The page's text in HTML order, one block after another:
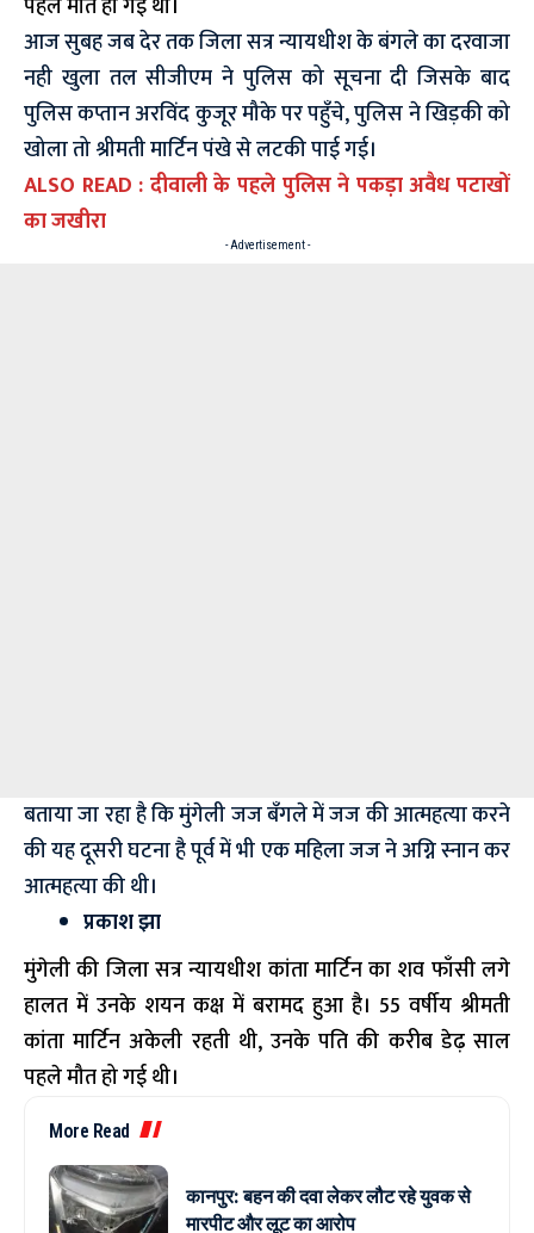
पहले मौत हो गई थी।
आज सुबह जब देर तक जिला सत्र न्यायधीश के बंगले का दरवाजा
नही खुला तल सीजीएम ने पुलिस को सूचना दी जिसके बाद
पुलिस कप्तान अरविंद कुजूर मौके पर पहुँचे, पुलिस ने खिड़की को
खोला तो श्रीमती मार्टिन पंखे से लटकी पाई गई।
ALSO READ : दीवाली के पहले पुलिस ने पकड़ा अवैध पटाखों
का जखीरा
- Advertisement -
बताया जा रहा है कि मुंगेली जज बँगले में जज की आत्महत्या करने
की यह दूसरी घटना है पूर्व में भी एक महिला जज ने अग्नि स्नान कर
आत्महत्या की थी।
प्रकाश झा
मुंगेलीकी जिला सत्र न्यायधीश कांता मार्टिन का शव फाँसी लगे
हालत में उनके शयन कक्ष में बरामद हुआ है। 55 वर्षीय श्रीमती
कांता मार्टिन अकेली रहती थी, उनके पति की करीब डेढ़ साल
पहले मौत हो गई थी।
More Read
कानपुर: बहन की दवा लेकर लौट रहे युवक से
मारपीट और लूट का आरोप